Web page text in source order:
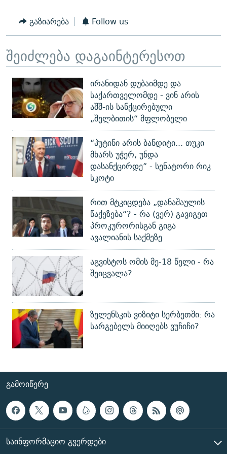
გაზიარება Follow us
შეიძლება დაგაინტერესოთ
ირანიდან დუბაიმდე და
საქართველომდე - ვინ არის
აშშ-ის სანქცირებული
„შელბითის“ მფლობელი
“პუტინი არის ბანდიტი... თუკი
მხარს უჭერ, უნდა
დასანქცირდე” - სენატორი რიკ
სკოტი
რით მტკიცდება „დანაშაულის
წაქეზება“? - რა (ვერ) გავიგეთ
პროკურორისგან გიგა
ავალიანის საქმეზე
აგვისტოს ომის მე-18 წელი - რა
შეიცვალა?
ზელენსკის ვიზიტი სერბეთში: რა
სარგებელს მიიღებს ვუჩიჩი?
ᲒᲐᲛᲝᲘᲬᲔᲠᲔ
ᲡᲐᲘᲜᲤᲝᲠᲛᲐᲪᲘᲝ ᲒᲕᲔᲠᲓᲔᲑᲘ